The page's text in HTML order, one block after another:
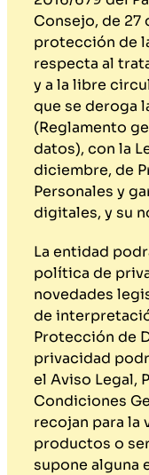
Consejo, de 27
protección de
respecta al
y a la libre
que se deroga
(Reglamento
datos), con la
diciembre, de
Personales y
digitales, y su
La entidad
política de
novedades
de
Protección de
privacidad
el Aviso Legal,
Condiciones
recojan para la
productos o
supone alguna